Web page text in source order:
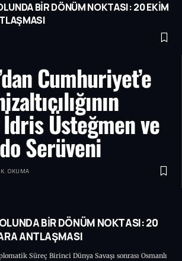
BİR DÖNÜM NOKTASI: 20 EKİM
Cumhuriyet’e
Üsteğmen ve
Serüveni
OKUMA
BİR DÖNÜM NOKTASI: 20
ANTLAŞMASI
Süreç Birinci Dünya Savaşı sonrası Osmanlı